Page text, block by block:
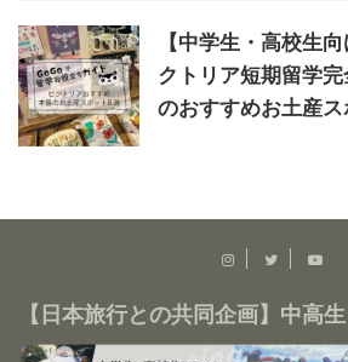
【中学生・高校生
クトリア短期留学
のおすすめお土産
【日本旅行との共同企画】中高